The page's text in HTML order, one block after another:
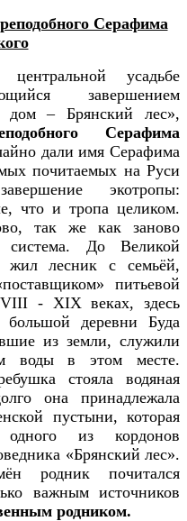
Серафима
усадьбе
завершением
дом – Брянский лес»,
Серафима
дали имя Серафима
почитаемых на Руси
экотропы:
что и тропа целиком.
так же как заново
До Великой
жил лесник с семьёй,
питьевой
- ХIХ веках, здесь
большой деревни Буда
из земли, служили
воды в этом месте.
стояла водяная
она принадлежала
пустыни, которая
одного из кордонов
«Брянский лес».
родник почитался
важным источников
родником.